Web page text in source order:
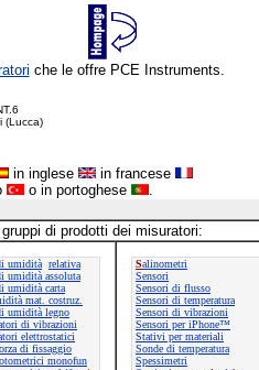
che le offre PCE Instruments.
(Lucca)
in inglese
in francese
o in portoghese .
di prodotti dei misuratori:
umidità relativa
umidità assoluta
umidità carta
mat. costruz.
umidità legno
di vibrazioni
elettrostatici
di fissaggio
monofun
Salinometri
Sensori
Sensori di flusso
Sensori di temperatura
Sensori di vibrazioni
Sensori per iPhone™
Stativi per materiali
Sonde di temperatura
Spessimetri